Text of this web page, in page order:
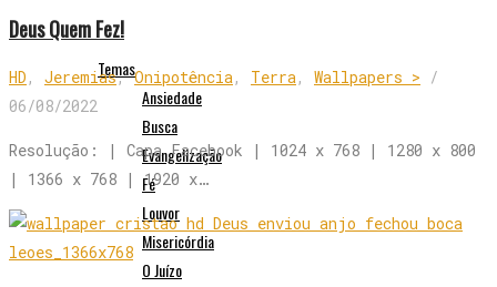
Temas
Ansiedade
Busca
Evangelização
Fé
Louvor
Misericórdia
O Juízo
Deus Quem Fez!
HD , Jeremias,Onipotência, Terra, Wallpapers > /
06/08/2022
Resolução: | Capa Facebook | 1024 x 768 | 1280 x 800
| 1366 x 768 | 1920 x…